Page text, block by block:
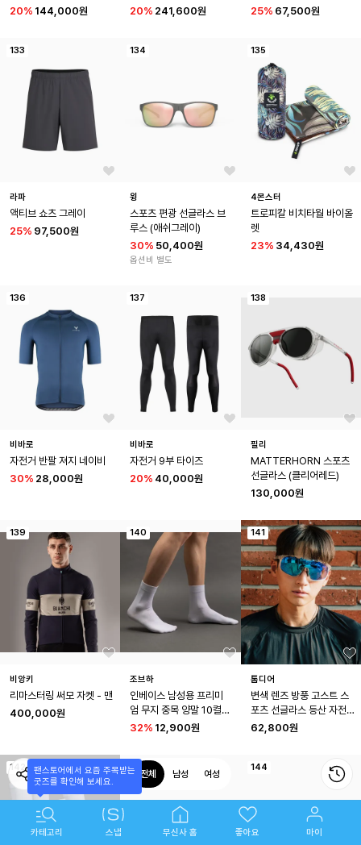
20% 144,000원
20% 241,600원
25% 67,500원
133
라파
액티브 쇼츠 그레이
25% 97,500원
134
윙
스포츠 편광 선글라스 브
루스 (애쉬그레이)
30% 50,400원
옵션비 별도
135
4몬스터
트로피칼 비치타월 바이올
렛
23% 34,430원
136
비바로
자전거 반팔 져지 네이비
30% 28,000원
137
비바로
자전거 9부 타이즈
20% 40,000원
138
필리
MATTERHORN 스포츠
선글라스 (클리어레드)
130,000원
139
비앙키
리마스터링 써모 자켓 - 맨
400,000원
140
조브하
인베이스 남성용 프리미
엄 무지 중목 양말 10켤레
세트
32% 12,900원
141
톰디어
변색 렌즈 방풍 고스트 스
포츠 선글라스 등산 자전
거 고글 TG1
62,800원
142 143 144
전체 남성 여성
팬스토어에서 요즘 주목받는
굿즈를 확인해 보세요.
카테고리
브랜드
스냅 무신사 홈 좋아요 마이